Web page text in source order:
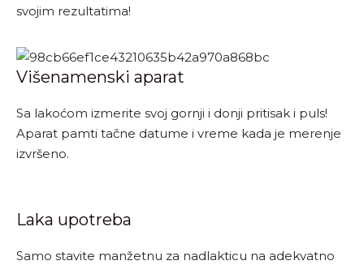
svojim rezultatima!
Višenamenski aparat
Sa lakoćom izmerite svoj gornji i donji pritisak i puls!
Aparat pamti tačne datume i vreme kada je merenje
izvršeno.
Laka upotreba
Samo stavite manžetnu za nadlakticu na adekvatno